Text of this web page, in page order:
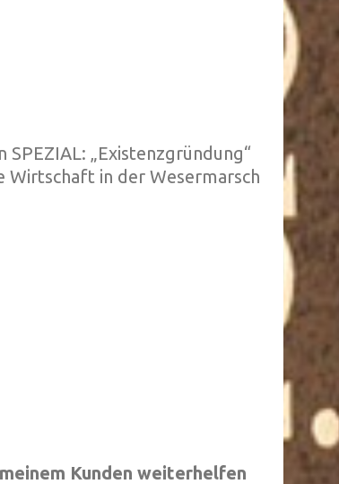
„Existenzgründung“
Wirtschaft in der Wesermarsch
Kunden weiterhelfen